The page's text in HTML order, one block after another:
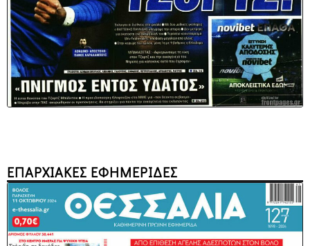
ΕΠΑΡΧΙΑΚΕΣ ΕΦΗΜΕΡΙΔΕΣ